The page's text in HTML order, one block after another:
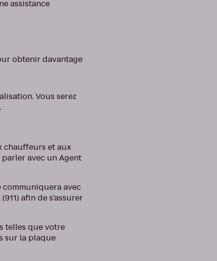
assistance
obtenir davantage
Vous serez
chauffeurs et aux
avec un Agent
communiquera avec
afin de s'assurer
telles que votre
sur la plaque